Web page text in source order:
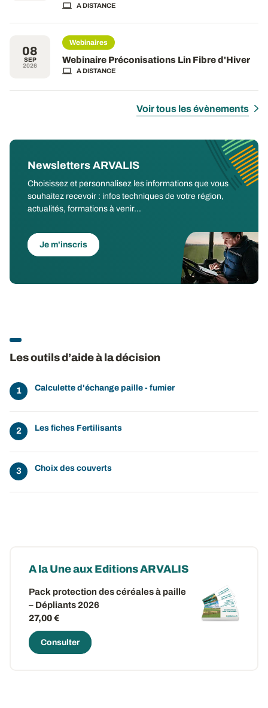
A DISTANCE
08
SEP
2026
Webinaires
Webinaire Préconisations Lin Fibre d'Hiver
A DISTANCE
Voir tous les évènements
Newsletters ARVALIS
Choisissez et personnalisez les informations que vous
souhaitez recevoir : infos techniques de votre région,
actualités, formations à venir...
Je m'inscris
Les outils d’aide à la décision
Calculette d'échange paille - fumier
Les fiches Fertilisants
Choix des couverts
A la Une aux Editions ARVALIS
Pack protection des céréales à paille
– Dépliants 2026
27,00 €
Consulter